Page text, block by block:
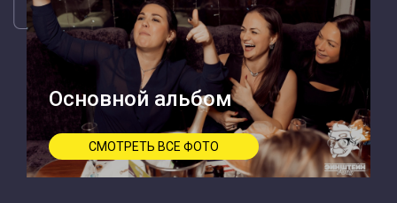
Основной альбом
СМОТРЕТЬ ВСЕ ФОТО